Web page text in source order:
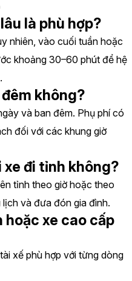
là phù hợp?
nhiên, vào cuối tuần hoặc
khoảng 30–60 phút để hệ
không?
và ban đêm. Phụ phí có
đối với các khung giờ
đi tỉnh không?
tỉnh theo giờ hoặc theo
và đưa đón gia đình.
hoặc xe cao cấp
xế phù hợp với từng dòng